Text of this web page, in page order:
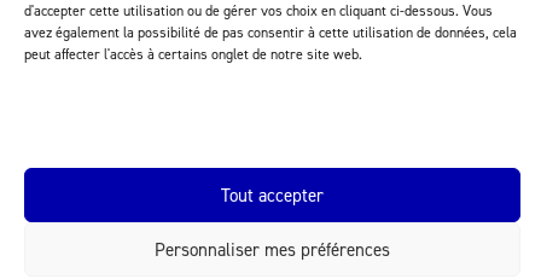
d'accepter cette utilisation ou de gérer vos choix en cliquant ci-dessous. Vous
avez également la possibilité de pas consentir à cette utilisation de données, cela
peut affecter l'accès à certains onglet de notre site web.
Tout accepter
Personnaliser mes préférences